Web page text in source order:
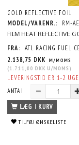
GOLD REFLECTIVE FOIL
MODEL/VARENR.:
RM-
FILM HEAT REFLECTIVE
FRA: ATL RACING FUEL
2.138,75 DKK M/MOMS
(1.711,00 DKK U/MOMS )
LEVERINGSTID ER 1-2
ANTAL
LÆG I KURV
TILFØJ ØNSKELISTE